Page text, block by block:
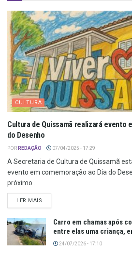
CULTURA
Cultura de Quissamã realizará evento
do Desenho
POR REDAÇÃO 07/04/2025 - 17:29
A Secretaria de Cultura de Quissamã
evento em comemoração ao Dia do
próximo...
LER MAIS
Carro em chamas após
entre elas uma criança,
24/07/2026 - 17:10